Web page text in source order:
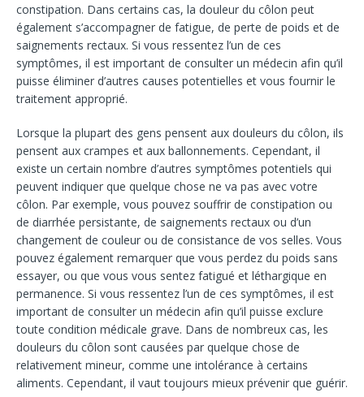
constipation. Dans certains cas, la douleur du côlon peut
également s’accompagner de fatigue, de perte de poids et de
saignements rectaux. Si vous ressentez l’un de ces
symptômes, il est important de consulter un médecin afin qu’il
puisse éliminer d’autres causes potentielles et vous fournir le
traitement approprié.
Lorsque la plupart des gens pensent aux douleurs du côlon, ils
pensent aux crampes et aux ballonnements. Cependant, il
existe un certain nombre d’autres symptômes potentiels qui
peuvent indiquer que quelque chose ne va pas avec votre
côlon. Par exemple, vous pouvez souffrir de constipation ou
de diarrhée persistante, de saignements rectaux ou d’un
changement de couleur ou de consistance de vos selles. Vous
pouvez également remarquer que vous perdez du poids sans
essayer, ou que vous vous sentez fatigué et léthargique en
permanence. Si vous ressentez l’un de ces symptômes, il est
important de consulter un médecin afin qu’il puisse exclure
toute condition médicale grave. Dans de nombreux cas, les
douleurs du côlon sont causées par quelque chose de
relativement mineur, comme une intolérance à certains
aliments. Cependant, il vaut toujours mieux prévenir que guérir.